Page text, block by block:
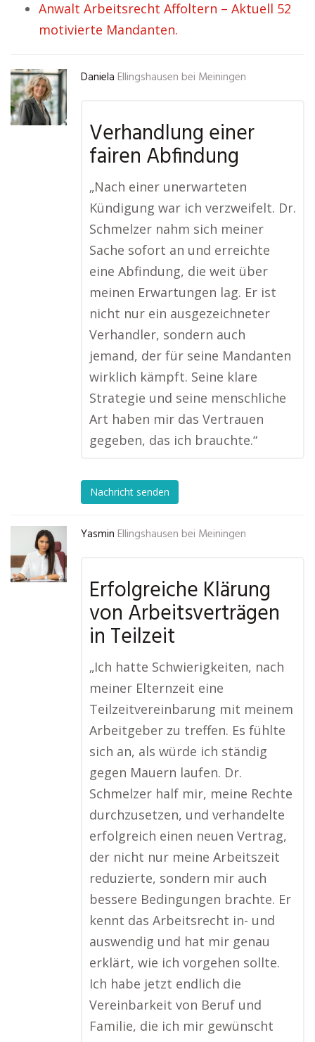
Anwalt Arbeitsrecht Affoltern – Aktuell 52
motivierte Mandanten.
Daniela Ellingshausen bei Meiningen
Verhandlung einer
fairen Abfindung
„Nach einer unerwarteten
Kündigung war ich verzweifelt. Dr.
Schmelzer nahm sich meiner
Sache sofort an und erreichte
eine Abfindung, die weit über
meinen Erwartungen lag. Er ist
nicht nur ein ausgezeichneter
Verhandler, sondern auch
jemand, der für seine Mandanten
wirklich kämpft. Seine klare
Strategie und seine menschliche
Art haben mir das Vertrauen
gegeben, das ich brauchte.“
Nachricht senden
Yasmin Ellingshausen bei Meiningen
Erfolgreiche Klärung
von Arbeitsverträgen
in Teilzeit
„Ich hatte Schwierigkeiten, nach
meiner Elternzeit eine
Teilzeitvereinbarung mit meinem
Arbeitgeber zu treffen. Es fühlte
sich an, als würde ich ständig
gegen Mauern laufen. Dr.
Schmelzer half mir, meine Rechte
durchzusetzen, und verhandelte
erfolgreich einen neuen Vertrag,
der nicht nur meine Arbeitszeit
reduzierte, sondern mir auch
bessere Bedingungen brachte. Er
kennt das Arbeitsrecht in- und
auswendig und hat mir genau
erklärt, wie ich vorgehen sollte.
Ich habe jetzt endlich die
Vereinbarkeit von Beruf und
Familie, die ich mir gewünscht